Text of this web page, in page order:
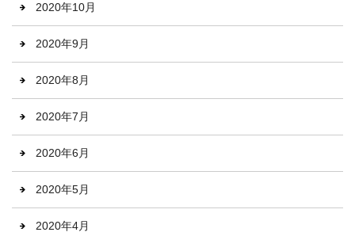
2020年10月
2020年9月
2020年8月
2020年7月
2020年6月
2020年5月
2020年4月